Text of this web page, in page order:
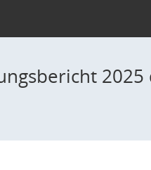
2025